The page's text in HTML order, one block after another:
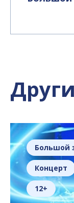
Большой
Концерт
12+